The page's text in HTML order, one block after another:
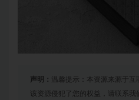
声明： 温馨提示：本资源来源于互
该资源侵犯了您的权益，请联系我